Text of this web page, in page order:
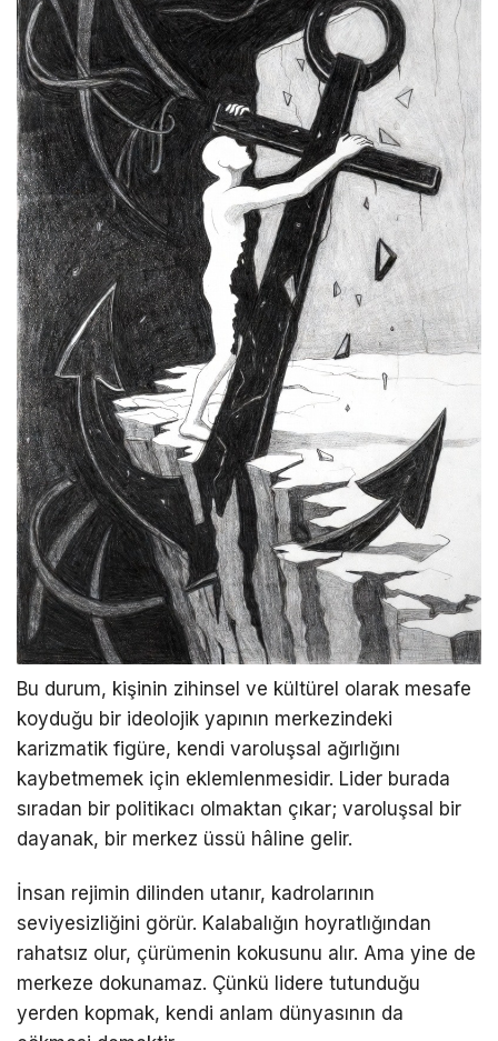
Bu durum, kişinin zihinsel ve kültürel olarak mesafe
koyduğu bir ideolojik yapının merkezindeki
karizmatik figüre, kendi varoluşsal ağırlığını
kaybetmemek için eklemlenmesidir. Lider burada
sıradan bir politikacı olmaktan çıkar; varoluşsal bir
dayanak, bir merkez üssü hâline gelir.
İnsan rejimin dilinden utanır, kadrolarının
seviyesizliğini görür. Kalabalığın hoyratlığından
rahatsız olur, çürümenin kokusunu alır. Ama yine de
merkeze dokunamaz. Çünkü lidere tutunduğu
yerden kopmak, kendi anlam dünyasının da